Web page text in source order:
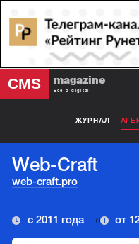
CMS magazine
Все о digital
ЖУРНАЛ
Web-Craft
web-craft.pro
с 2011 года 0 от